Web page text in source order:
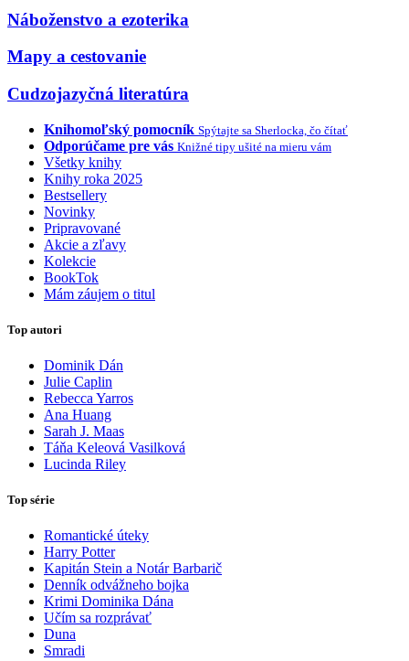
Náboženstvo a ezoterika
Mapy a cestovanie
Cudzojazyčná literatúra
Knihomoľský pomocník Spýtajte sa Sherlocka, čo čítať
Odporúčame pre vás Knižné tipy ušité na mieru vám
Všetky knihy
Knihy roka 2025
Bestsellery
Novinky
Pripravované
Akcie a zľavy
Kolekcie
BookTok
Mám záujem o titul
Top autori
Dominik Dán
Julie Caplin
Rebecca Yarros
Ana Huang
Sarah J. Maas
Táňa Keleová Vasilková
Lucinda Riley
Top série
Romantické úteky
Harry Potter
Kapitán Stein a Notár Barbarič
Denník odvážneho bojka
Krimi Dominika Dána
Učím sa rozprávať
Duna
Smradi